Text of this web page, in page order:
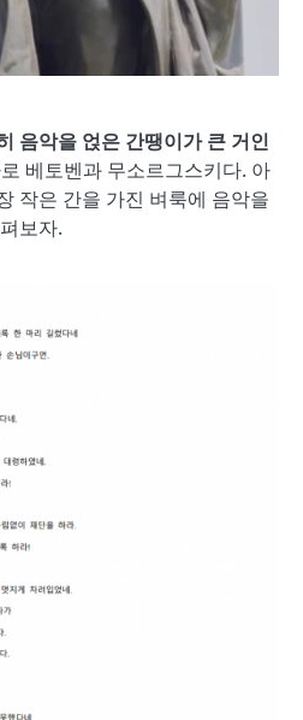
음악을 얹은 간땡이가 큰 거인
베토벤과 무소르그스키다. 아
작은 간을 가진 벼룩에 음악을
보자.